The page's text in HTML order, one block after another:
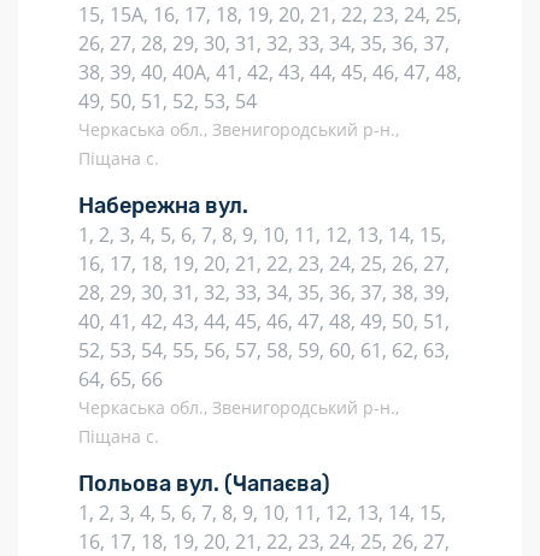
15, 15А, 16, 17, 18, 19, 20, 21, 22, 23, 24, 25,
26, 27, 28, 29, 30, 31, 32, 33, 34, 35, 36, 37,
38, 39, 40, 40А, 41, 42, 43, 44, 45, 46, 47, 48,
49, 50, 51, 52, 53, 54
Черкаська обл., Звенигородський р-н.,
Піщана с.
Набережна вул.
1, 2, 3, 4, 5, 6, 7, 8, 9, 10, 11, 12, 13, 14, 15,
16, 17, 18, 19, 20, 21, 22, 23, 24, 25, 26, 27,
28, 29, 30, 31, 32, 33, 34, 35, 36, 37, 38, 39,
40, 41, 42, 43, 44, 45, 46, 47, 48, 49, 50, 51,
52, 53, 54, 55, 56, 57, 58, 59, 60, 61, 62, 63,
64, 65, 66
Черкаська обл., Звенигородський р-н.,
Піщана с.
Польова вул. (Чапаєва)
1, 2, 3, 4, 5, 6, 7, 8, 9, 10, 11, 12, 13, 14, 15,
16, 17, 18, 19, 20, 21, 22, 23, 24, 25, 26, 27,